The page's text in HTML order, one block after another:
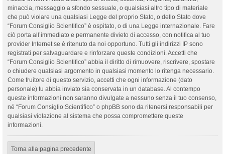
minaccia, messaggio a sfondo sessuale, o qualsiasi altro tipo di materiale
che può violare una qualsiasi Legge del proprio Stato, o dello Stato dove
“Forum Consiglio Scientifico” è ospitato, o di una Legge internazionale. Fare
ciò porta all’immediato e permanente divieto di accesso, con notifica al tuo
provider Internet se è ritenuto da noi opportuno. Tutti gli indirizzi IP sono
registrati per salvaguardare e rinforzare queste condizioni. Accetti che
“Forum Consiglio Scientifico” abbia il diritto di rimuovere, riscrivere, spostare
o chiudere qualsiasi argomento in qualsiasi momento lo ritenga necessario.
Come fruitore di questo servizio, accetti che ogni informazione (dato
personale) tu abbia inviato sia conservata in un database. Al contempo
queste informazioni non saranno divulgate a nessuno senza il tuo consenso,
né “Forum Consiglio Scientifico” o phpBB sono da ritenersi responsabili per
qualsiasi violazione al sistema che possa compromettere queste
informazioni.
Torna alla pagina precedente